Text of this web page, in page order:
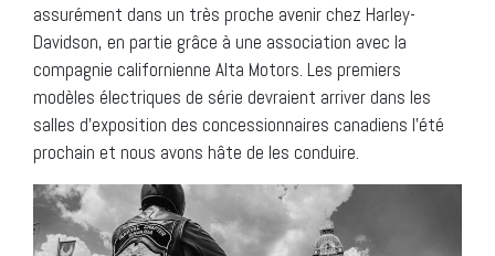
assurément dans un très proche avenir chez Harley-
Davidson, en partie grâce à une association avec la
compagnie californienne Alta Motors. Les premiers
modèles électriques de série devraient arriver dans les
salles d’exposition des concessionnaires canadiens l’été
prochain et nous avons hâte de les conduire.